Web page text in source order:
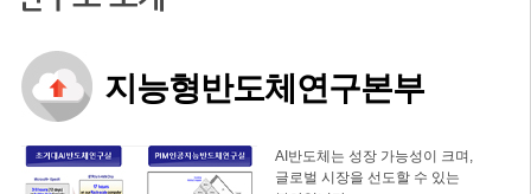
지능형반도체연구본부
AI반도체는 성장 가능성이 크며,
글로벌 시장을 선도할 수 있는